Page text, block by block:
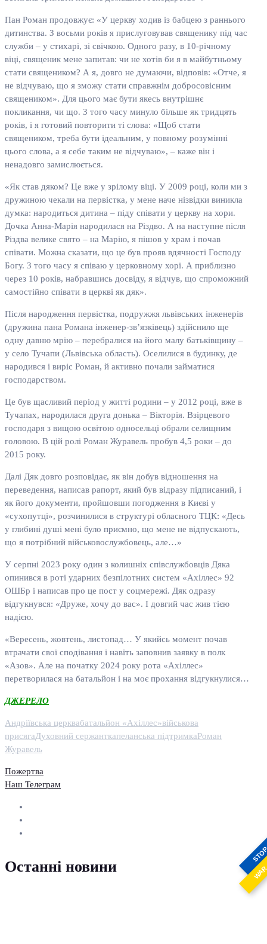
Пан Роман продовжує: «У церкву ходив із бабцею з раннього
дитинства. З восьми років я прислуговував священику під час
служби – у стихарі, зі свічкою. Одного разу, в 10-річному
віці, священик мене запитав: чи не хотів би я в майбутньому
стати священиком? А я, довго не думаючи, відповів: «Отче, я
не відчуваю, що я зможу стати справжнім добросовісним
священиком». Для цього має бути якесь внутрішнє
покликання, чи що. З того часу минуло більше як тридцять
років, і я готовий повторити ті слова: «Щоб стати
священиком, треба бути ідеальним, у повному розумінні
цього слова, а я себе таким не відчуваю», – каже він і
ненадовго замислюється.
«Як став дяком? Це вже у зрілому віці. У 2009 році, коли ми з
дружиною чекали на первістка, у мене наче нізвідки виникла
думка: народиться дитина – піду співати у церкву на хори.
Дочка Анна-Марія народилася на Різдво. А на наступне після
Різдва велике свято – на Марію, я пішов у храм і почав
співати. Можна сказати, що це був прояв вдячності Господу
Богу. З того часу я співаю у церковному хорі. А приблизно
через 10 років, набравшись досвіду, я відчув, що спроможний
самостійно співати в церкві як дяк».
Після народження первістка, подружжя львівських інженерів
(дружина пана Романа інженер-зв’язківець) здійснило ще
одну давню мрію – перебралися на його малу батьківщину –
у село Тучапи (Львівська область). Оселилися в будинку, де
народився і виріс Роман, й активно почали займатися
господарством.
Це був щасливий період у житті родини – у 2012 році, вже в
Тучапах, народилася друга донька – Вікторія. Взірцевого
господаря з вищою освітою односельці обрали селищним
головою. В цій ролі Роман Журавель пробув 4,5 роки – до
2015 року.
Далі Дяк довго розповідає, як він добув відношення на
переведення, написав рапорт, який був відразу підписаний, і
як його документи, пройшовши погодження в Києві у
«сухопутці», розчинилися в структурі обласного ТЦК: «Десь
у глибині душі мені було приємно, що мене не відпускають,
що я потрібний військовослужбовець, але…»
У серпні 2023 року один з колишніх співслужбовців Дяка
опинився в роті ударних безпілотних систем «Ахіллес» 92
ОШБр і написав про це пост у соцмережі. Дяк одразу
відгукнувся: «Друже, хочу до вас». І довгий час жив тією
надією.
«Вересень, жовтень, листопад… У якийсь момент почав
втрачати свої сподівання і навіть заповнив заявку в полк
«Азов». Але на початку 2024 року рота «Ахіллес»
перетворилася на батальйон і на моє прохання відгукнулися…
ДЖЕРЕЛО
Андріївська церквабатальйон «Ахіллес»військова
присягаДуховний сержанткапеланська підтримкаРоман
Журавель
Пожертва
Наш Телеграм
Останні новини